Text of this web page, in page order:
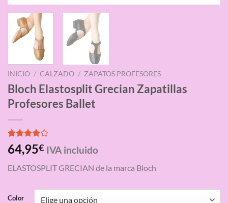
INICIO / CALZADO / ZAPATOS PROFESORES
Bloch Elastosplit Grecian Zapatillas
Profesores Ballet
Valorado
con4.00
base a
4
clientes
64,95€ IVA incluido
ELASTOSPLIT GRECIAN de la marca Bloch
Color